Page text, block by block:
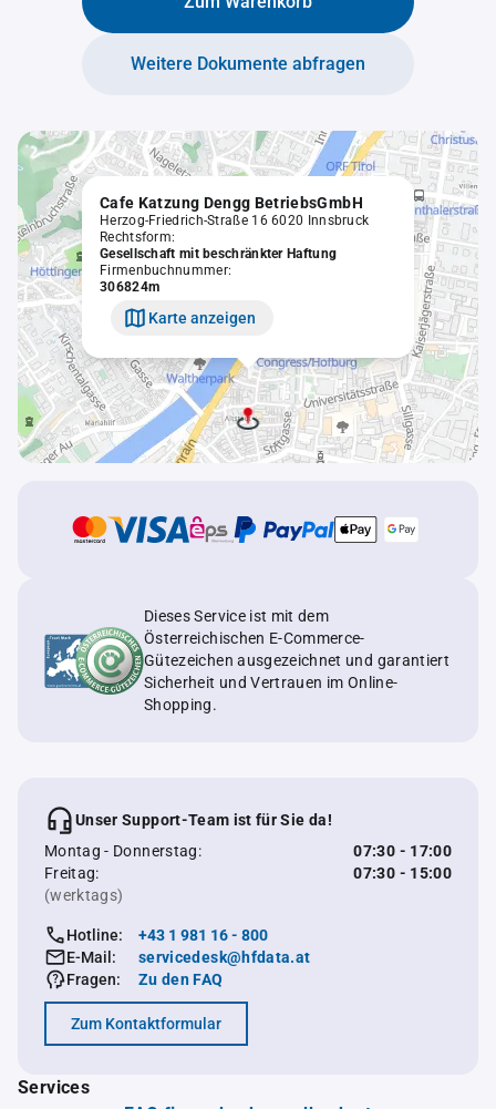
Weitere Dokumente abfragen
Cafe Katzung Dengg BetriebsGmbH
Herzog-Friedrich-Straße 16 6020 Innsbruck
Rechtsform:
Gesellschaft mit beschränkter Haftung
Firmenbuchnummer:
306824m
Karte anzeigen
Dieses Service ist mit dem
Österreichischen E-Commerce-
Gütezeichen ausgezeichnet und garantiert
Sicherheit und Vertrauen im Online-
Shopping.
Unser Support-Team ist für Sie da!
Montag - Donnerstag:
07:30 - 17:00
Freitag:
07:30 - 15:00
(werktags)
Hotline:
+43 1 981 16 - 800
E-Mail:
servicedesk@hfdata.at
Fragen:
Zu den FAQ
Zum Kontaktformular
Services